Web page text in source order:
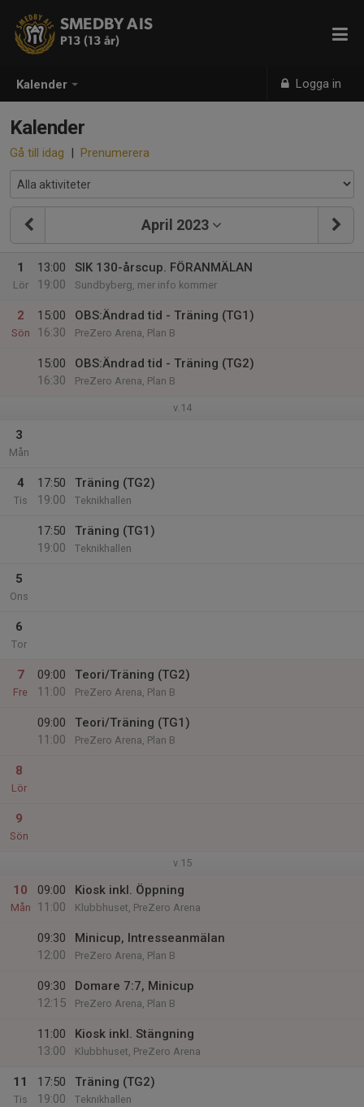
Kalender Logga in
SMEDBY AIS
P13 (13 år)
Kalender
Gå till idag | Prenumerera
April 2023
1
Lör
13:00
19:00
SIK 130-årscup. FÖRANMÄLAN
Sundbyberg, mer info kommer
2
Sön
15:00
16:30
OBS:Ändrad tid - Träning (TG1)
PreZero Arena, Plan B
15:00
16:30
OBS:Ändrad tid - Träning (TG2)
PreZero Arena, Plan B
v.14
3
Mån
4
Tis
17:50
19:00
Träning (TG2)
Teknikhallen
17:50
19:00
Träning (TG1)
Teknikhallen
5
Ons
6
Tor
7
Fre
09:00
11:00
Teori/Träning (TG2)
PreZero Arena, Plan B
09:00
11:00
Teori/Träning (TG1)
PreZero Arena, Plan B
8
Lör
9
Sön
v.15
10
Mån
09:00
11:00
Kiosk inkl. Öppning
Klubbhuset, PreZero Arena
09:30
12:00
Minicup, Intresseanmälan
PreZero Arena, Plan B
09:30
12:15
Domare 7:7, Minicup
PreZero Arena, Plan B
11:00
13:00
Kiosk inkl. Stängning
Klubbhuset, PreZero Arena
11
Tis
17:50
19:00
Träning (TG2)
Teknikhallen